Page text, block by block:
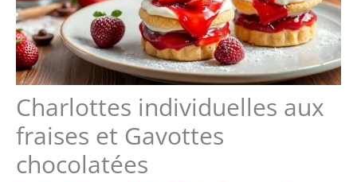
Charlottes individuelles aux
fraises et Gavottes
chocolatées